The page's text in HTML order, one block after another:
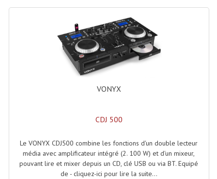
Retours De Scène
Caisson De Basse Amplifié
Caissons De Basses
Enceinte Nomade Bluetooth
Enceintes Hifi
Enceintes Monitoring
VONYX
CDJ 500
Le VONYX CDJ500 combine les fonctions d'un double lecteur
média avec amplificateur intégré (2. 100 W) et d'un mixeur,
pouvant lire et mixer depuis un CD, clé USB ou via BT. Equipé
de - cliquez-ici pour lire la suite...